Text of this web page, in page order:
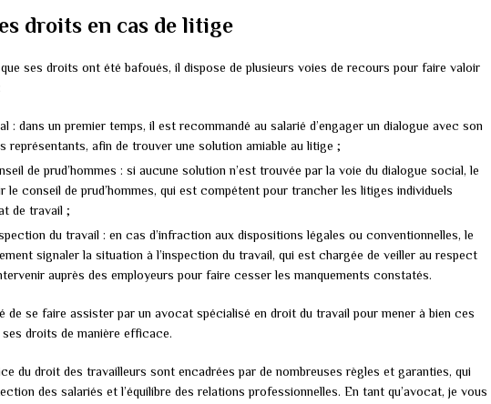
droits en cas de litige
ses droits ont été bafoués, il dispose de plusieurs voies de recours pour faire valoir
: dans un premier temps, il est recommandé au salarié d’engager un dialogue avec son
représentants, afin de trouver une solution amiable au litige ;
de prud’hommes : si aucune solution n’est trouvée par la voie du dialogue social, le
le conseil de prud’hommes, qui est compétent pour trancher les litiges individuels
de travail ;
du travail : en cas d’infraction aux dispositions légales ou conventionnelles, le
signaler la situation à l’inspection du travail, qui est chargée de veiller au respect
auprès des employeurs pour faire cesser les manquements constatés.
de se faire assister par un avocat spécialisé en droit du travail pour mener à bien ces
droits de manière efficace.
du droit des travailleurs sont encadrées par de nombreuses règles et garanties, qui
des salariés et l’équilibre des relations professionnelles. En tant qu’avocat, je vous